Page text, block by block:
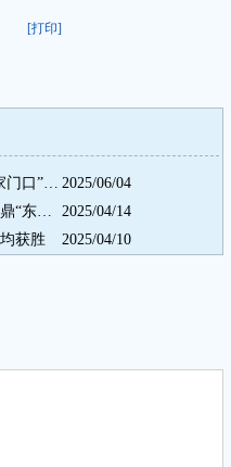
[打印]
CUBAL三级联赛全国总决赛明日晋江开打 泉州轻工男篮：“家门口”作战 有压力更有动力 2025/06/04
第27届CUBAL三级联赛东南赛落幕 泉州轻工职业学院男篮问鼎“东南王”
2025/04/14
获胜
2025/04/10